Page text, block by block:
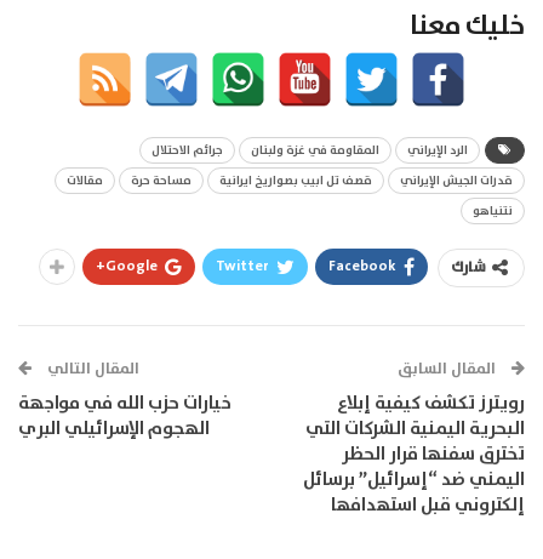
خليك معنا
الرد الإيراني المقاومة في غزة ولبنان
جرائم الاحتلال
قدرات الجيش الإيراني
قصف تل ابيب بصواريخ ايرانية مساحة حرة
مقالات
نتنياهو
شارك Facebook
Twitter
Google+
المقال السابق
رويترز تكشف كيفية إبلاع
البحرية اليمنية الشركات التي
تخترق سفنها قرار الحظر
اليمني ضد “إسرائيل” برسائل
إلكتروني قبل استهدافها
المقال التالي
خيارات حزب الله في مواجهة
الهجوم الإسرائيلي البري